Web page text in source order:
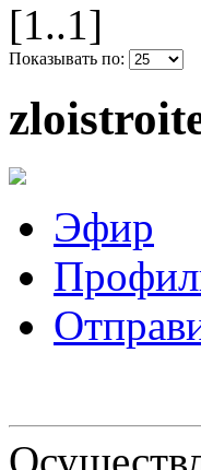
[1..1]
Показывать по:
Эфир